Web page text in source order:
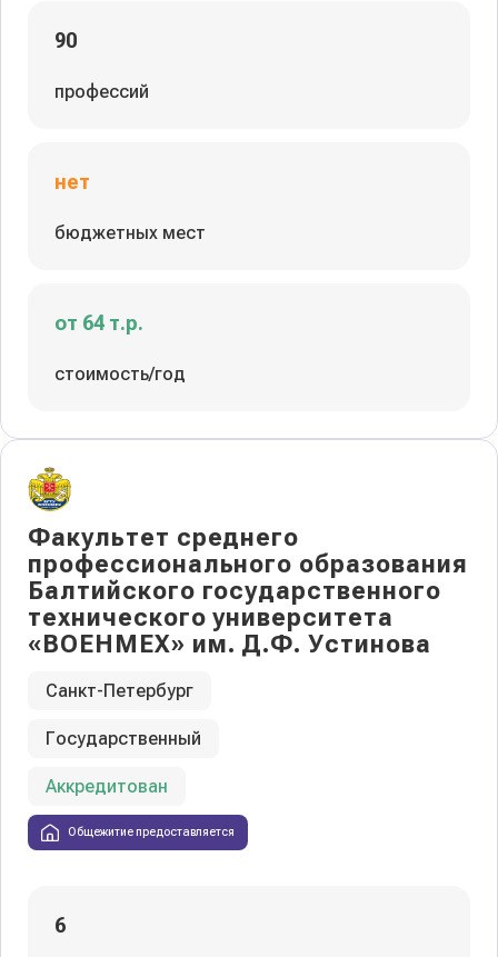
90
профессий
нет
бюджетных мест
от 64 т.р.
стоимость/год
Факультет среднего
профессионального образования
Балтийского государственного
технического университета
«ВОЕНМЕХ» им. Д.Ф. Устинова
Санкт-Петербург
Государственный
Аккредитован
Общежитие предоставляется
6